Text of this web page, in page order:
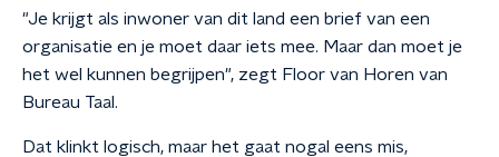
"Je krijgt als inwoner van dit land een brief van een
organisatie en je moet daar iets mee. Maar dan moet je
het wel kunnen begrijpen", zegt Floor van Horen van
Bureau Taal.
Dat klinkt logisch, maar het gaat nogal eens mis,